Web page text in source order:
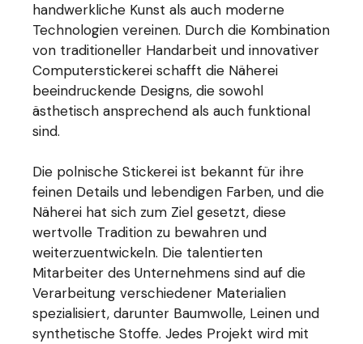
handwerkliche Kunst als auch moderne
Technologien vereinen. Durch die Kombination
von traditioneller Handarbeit und innovativer
Computerstickerei schafft die Näherei
beeindruckende Designs, die sowohl
ästhetisch ansprechend als auch funktional
sind.
Die polnische Stickerei ist bekannt für ihre
feinen Details und lebendigen Farben, und die
Näherei hat sich zum Ziel gesetzt, diese
wertvolle Tradition zu bewahren und
weiterzuentwickeln. Die talentierten
Mitarbeiter des Unternehmens sind auf die
Verarbeitung verschiedener Materialien
spezialisiert, darunter Baumwolle, Leinen und
synthetische Stoffe. Jedes Projekt wird mit